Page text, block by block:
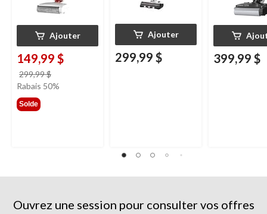
Ajouter
149,99 $
299,99 $
était
Rabais 50%
Solde
Ajouter
299,99 $ 399,99 $
Ouvrez une session pour consulter vos offres